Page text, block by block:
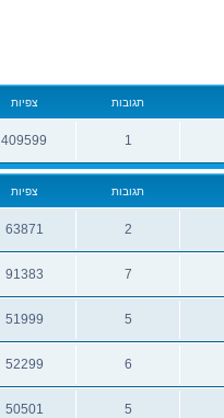
תגובות צפיות
1
409599
תגובות צפיות
2
63871
7
91383
5
51999
6
52299
5
50501